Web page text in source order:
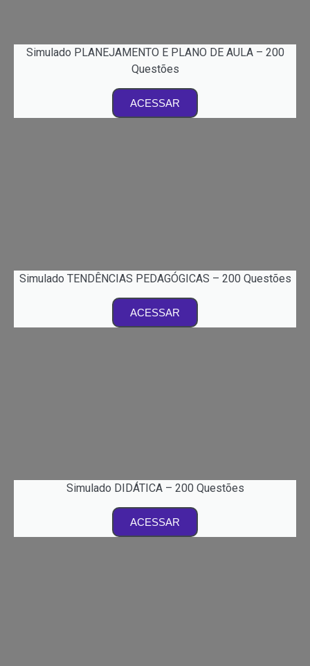
Simulado PLANEJAMENTO E PLANO DE AULA – 200
Questões
ACESSAR
Simulado TENDÊNCIAS PEDAGÓGICAS – 200 Questões
ACESSAR
Simulado DIDÁTICA – 200 Questões
ACESSAR